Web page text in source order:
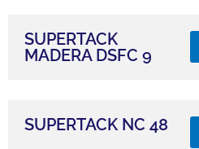
SUPERTACK
MADERA DSFC 9
SUPERTACK NC 48